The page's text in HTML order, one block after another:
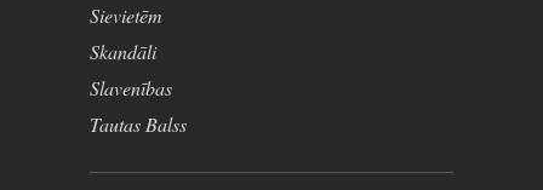
Sievietēm
Skandāli
Slavenības
Tautas Balss